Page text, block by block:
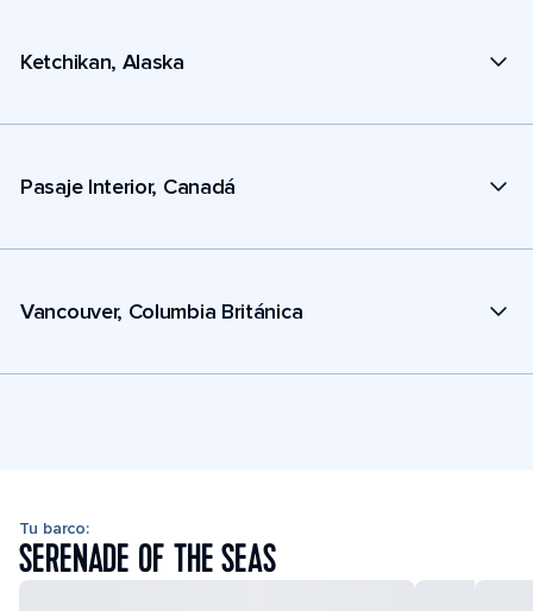
Ketchikan, Alaska
Pasaje Interior, Canadá
Vancouver, Columbia Británica
Tu barco:
SERENADE OF THE SEAS